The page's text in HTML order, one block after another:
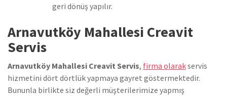
geri dönüş yapılır.
Arnavutköy Mahallesi Creavit
Servis
Arnavutköy Mahallesi Creavit Servis, firma olarakservis
hizmetini dört dörtlük yapmaya gayret göstermektedir.
Bununla birlikte siz değerli müşterilerimize yapmış